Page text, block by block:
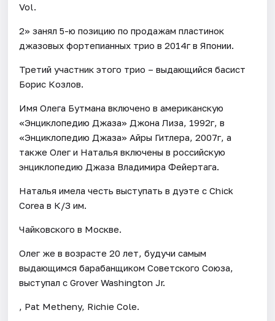
Vol.
2» занял 5-ю позицию по продажам пластинок
джазовых фортепианных трио в 2014г в Японии.
Третий участник этого трио – выдающийся басист
Борис Козлов.
Имя Олега Бутмана включено в американскую
«Энциклопедию Джаза» Джона Лиза, 1992г, в
«Энциклопедию Джаза» Айры Гитлера, 2007г, а
также Олег и Наталья включены в российскую
энциклопедию Джаза Владимира Фейертага.
Наталья имела честь выступать в дуэте с Chick
Corea в К/З им.
Чайковского в Москве.
Олег же в возрасте 20 лет, будучи самым
выдающимся барабанщиком Советского Союза,
выступал с Grover Washington Jr.
, Pat Metheny, Richie Cole.